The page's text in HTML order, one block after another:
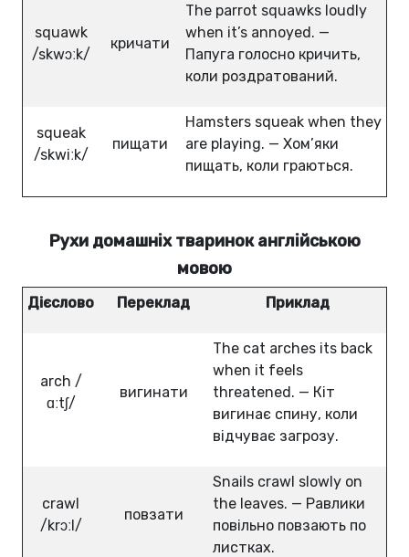
squawk
/skwɔːk/
кричати
The parrot squawks loudly
when it’s annoyed. —
Папуга голосно кричить,
коли роздратований.
squeak
/skwiːk/
пищати
Hamsters squeak when they
are playing. — Хом’яки
пищать, коли граються.
Рухи домашніх тваринок англійською
мовою
Дієслово Переклад Приклад
arch /
ɑːtʃ/
вигинати
The cat arches its back
when it feels
threatened. — Кіт
вигинає спину, коли
відчуває загрозу.
crawl
/krɔːl/
повзати
Snails crawl slowly on
the leaves. — Равлики
повільно повзають по
листках.